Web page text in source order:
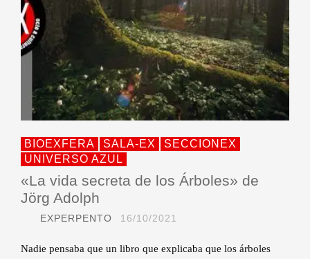
BIOEXFERA SALA-EX
SECCIONEX
UNIVERSO AZUL
«La vida secreta de los Árboles» de
Jörg Adolph
EXPERPENTO 16/10/2021
Nadie pensaba que un libro que explicaba que los árboles